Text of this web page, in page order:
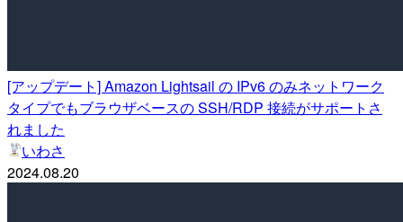
[アップデート] Amazon Lightsail の IPv6 のみネットワーク
タイプでもブラウザベースの SSH/RDP 接続がサポートさ
れました
いわさ
2024.08.20